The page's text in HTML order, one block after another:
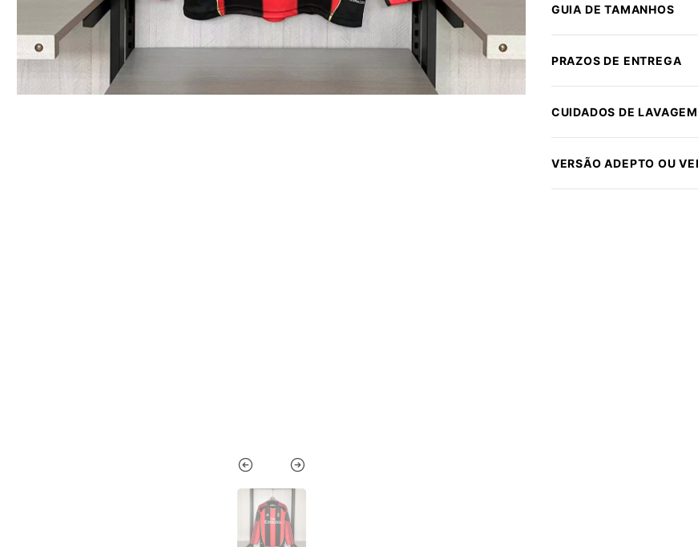
GUIA DE TAMANHOS
PRAZOS DE ENTREGA
CUIDADOS DE
VERSÃO ADEPTO OU